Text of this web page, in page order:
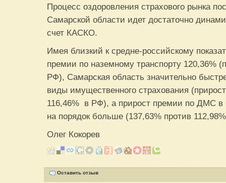
Процесс оздоровления страхового рынка
Самарской области идет достаточно
счет КАСКО.
Имея близкий к средне-российскому
премии по наземному транспорту 120,36%
РФ), Самарская область значительно
виды имущественного страхования
116,46% в РФ), а прирост премии по ДМС в
на порядок больше (137,63% против
Олег Кокорев
Оставить отзыв